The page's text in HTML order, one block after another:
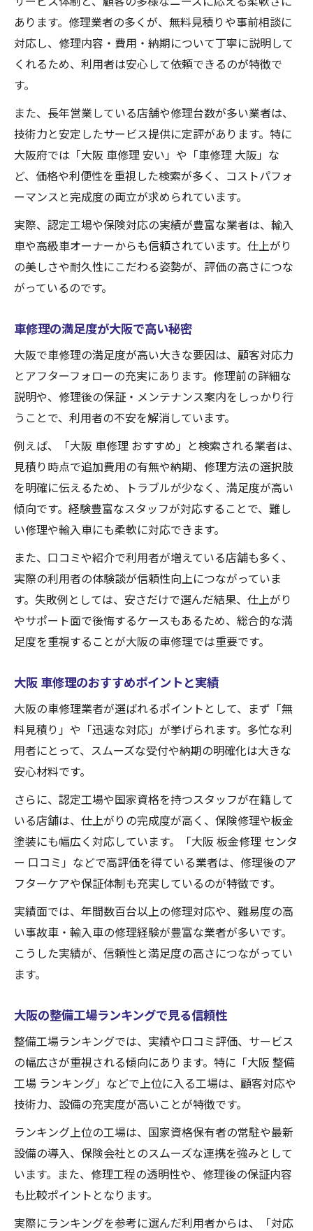
あります。修理業者の多くが、無料見積りや事前相談に
対応し、修理内容・費用・納期について丁寧に説明して
くれるため、利用者は安心して依頼できるのが特徴で
す。
また、長年営業している店舗や修理台数が多い業者は、
技術力と安定したサービス提供に定評があります。特に
大阪府では「大阪 車修理 安い」や「車修理 大阪」な
ど、価格や利便性を重視した検索が多く、コストパフォ
ーマンスと完成度の両立が求められています。
実際、認定工場や保険対応の実績が豊富な業者は、輸入
車や高級車オーナーからも信頼されています。仕上がり
の美しさや耐久性にこだわる姿勢が、評価の高さにつな
がっているのです。
車修理の満足度が大阪で高い秘密
大阪で車修理の満足度が高い大きな要因は、顧客対応力
とアフターフォローの充実にあります。修理前の詳細な
説明や、修理後の保証・メンテナンス案内をしっかり行
うことで、利用者の不安を解消しています。
例えば、「大阪 車修理 おすすめ」と検索される業者は、
見積り時点で追加費用の有無や納期、修理方法の選択肢
を明確に伝えるため、トラブルが少なく、満足度が高い
傾向です。経験豊富なスタッフが対応することで、難し
い修理や輸入車にも柔軟に対応できます。
また、口コミや紹介で利用者が増えている店舗も多く、
実際の利用者の体験談が信頼性向上につながっていま
す。失敗例としては、安さだけで選んだ結果、仕上がり
やサポート面で後悔するケースもあるため、総合的な満
足度を重視することが大阪の車修理では重要です。
大阪 車修理のおすすめポイントと実績
大阪の車修理業者が選ばれるポイントとして、まず「無
料見積り」や「迅速な対応」が挙げられます。多忙な利
用者にとって、スムーズな受付や納期の明確化は大きな
安心材料です。
さらに、認定工場や国家資格を持つスタッフが在籍して
いる店舗は、仕上がりの完成度が高く、保険修理や板金
塗装にも幅広く対応しています。「大阪 板金修理 センタ
ー 口コミ」などで高評価を得ている業者は、修理後のア
フターケアや保証体制も充実しているのが特徴です。
実績面では、年間数百台以上の修理対応や、難易度の高
い事故車・輸入車の修理経験が豊富な業者が多いです。
こうした実績が、信頼性と満足度の高さにつながってい
ます。
大阪の整備工場ランキングで見る信頼性
整備工場ランキングでは、実績や口コミ評価、サービス
の幅広さが重視される傾向にあります。特に「大阪 整備
工場 ランキング」などで上位に入る工場は、顧客対応や
技術力、設備の充実度が高いことが特徴です。
ランキング上位の工場は、国家資格保有者の常駐や最新
設備の導入、保険会社とのスムーズな連携を強みとして
います。また、修理工程の透明性や、修理後の保証内容
も比較ポイントとなります。
実際にランキングを参考に選んだ利用者からは、「対応